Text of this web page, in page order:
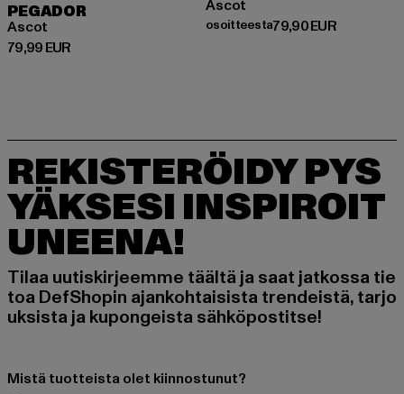
PEGADOR
Ascot
79,99 EUR
Ajankohtainen hinta: 79,99 EUR
Ascot
osoitteesta79,90 EUR
Ajankohtainen hinta:
REKISTERÖIDY PYS
YÄKSESI INSPIROIT
UNEENA!
Tilaa uutiskirjeemme täältä ja saat jatkossa tie
toa DefShopin ajankohtaisista trendeistä, tarjo
uksista ja kupongeista sähköpostitse!
Mistä tuotteista olet kiinnostunut?